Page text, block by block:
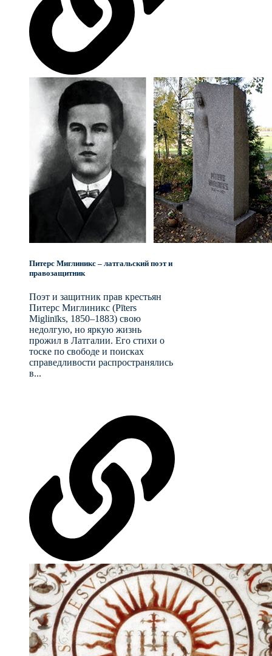
Питерс Миглиникс – латгальский поэт и
правозащитник
Поэт и защитник прав крестьян
Питерс Миглиникс (Pīters
Miglinīks, 1850–1883) свою
недолгую, но яркую жизнь
прожил в Латгалии. Его стихи о
тоске по свободе и поисках
справедливости распространялись
в...